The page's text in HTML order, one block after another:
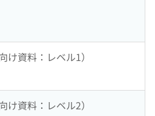
け資料：レベル1）
け資料：レベル2）